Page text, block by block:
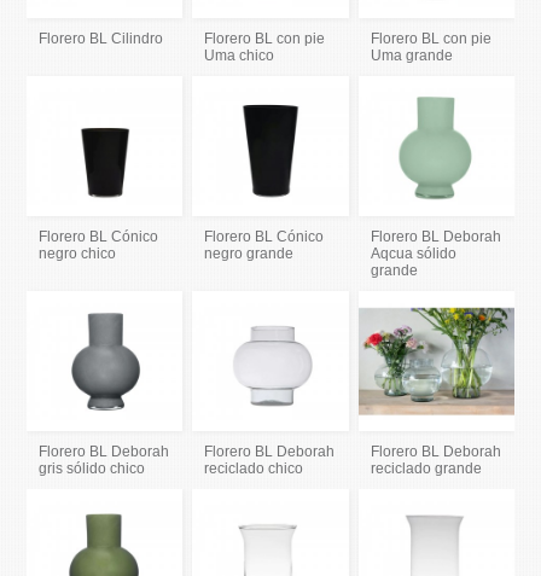
Florero BL Cilindro
Florero BL con pie
Uma chico
Florero BL con pie
Uma grande
Florero BL Cónico
negro chico
Florero BL Cónico
negro grande
Florero BL Deborah
Aqcua sólido
grande
Florero BL Deborah
gris sólido chico
Florero BL Deborah
reciclado chico
Florero BL Deborah
reciclado grande